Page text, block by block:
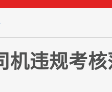
机违规考